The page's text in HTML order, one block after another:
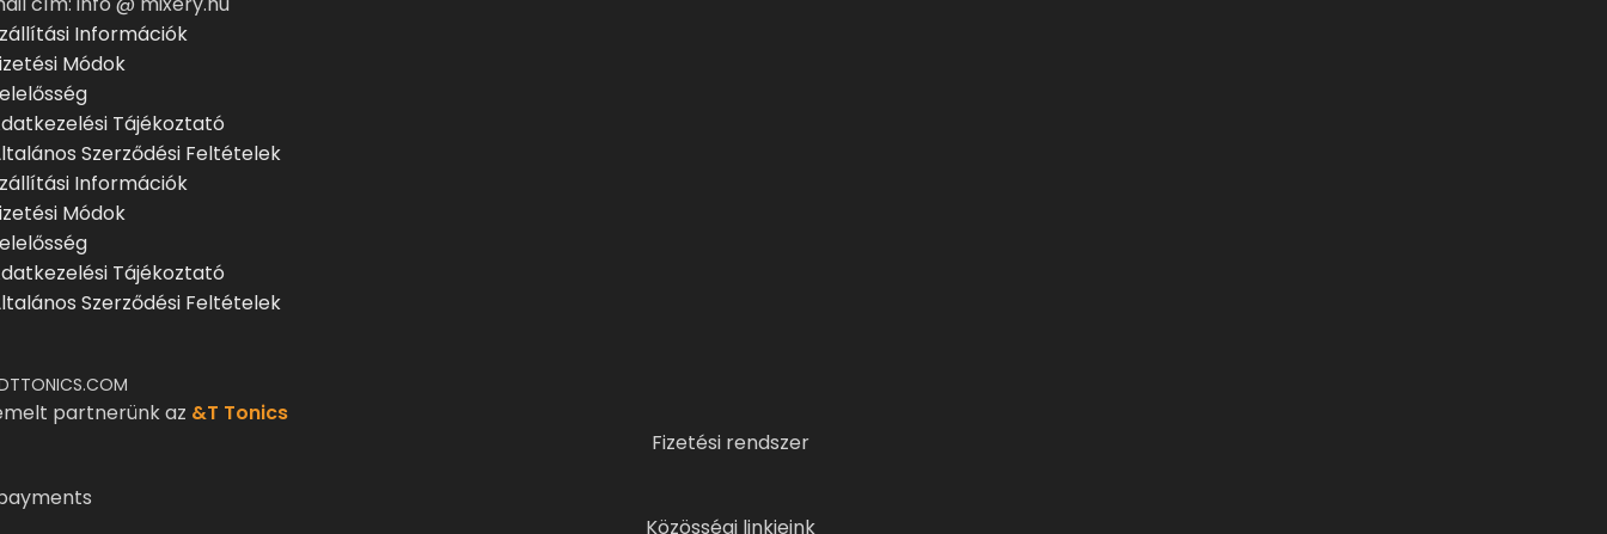
Információk
Módok
Tájékoztató
Szerződési Feltételek
Információk
Módok
Tájékoztató
Szerződési Feltételek
partnerünk az &T Tonics
Fizetési rendszer
Közösségi linkjeink